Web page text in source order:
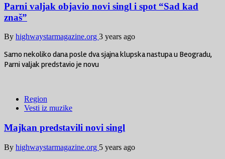
Parni valjak objavio novi singl i spot “Sad kad
znaš”
By highwaystarmagazine.org 3 years ago
Samo nekoliko dana posle dva sjajna klupska nastupa u Beogradu,
Parni valjak predstavio je novu
Region
Vesti iz muzike
Majkan predstavili novi singl
By highwaystarmagazine.org 5 years ago